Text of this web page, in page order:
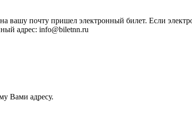
почту пришел электронный билет. Если
адрес: info@biletnn.ru
Вами адресу.